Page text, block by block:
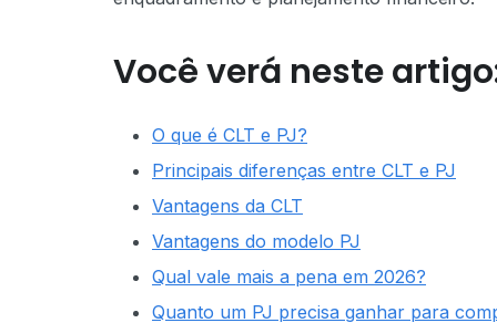
Você verá neste
O que é CLT e PJ?
Principais diferenças entre CLT e PJ
Vantagens da CLT
Vantagens do modelo PJ
Qual vale mais a pena em 2026?
Quanto um PJ precisa ganhar para